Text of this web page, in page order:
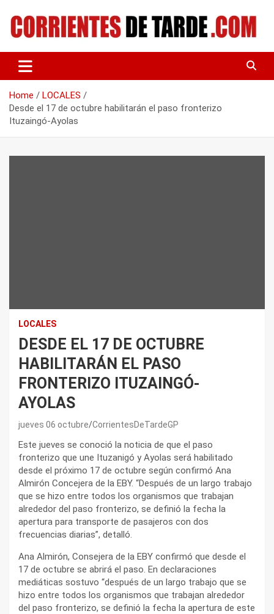
content
CORRIENTES DE TARDE
Home
LOCALES
Desde el 17 de octubre habilitarán el paso fronterizo
Ituzaingó-Ayolas
LOCALES
DESDE EL 17 DE OCTUBRE
HABILITARÁN EL PASO
FRONTERIZO ITUZAINGÓ-
AYOLAS
jueves 06 octubre CorrientesDeTardeGP
Este jueves se conoció la noticia de que el paso
fronterizo que une Ituzanigó y Ayolas será habilitado
desde el próximo 17 de octubre según confirmó Ana
Almirón Concejera de la EBY. “Después de un largo trabajo
que se hizo entre todos los organismos que trabajan
alrededor del paso fronterizo, se definió la fecha la
apertura para transporte de pasajeros con dos
frecuencias diarias”, detalló.
Ana Almirón, Consejera de la EBY confirmó que desde el
17 de octubre se abrirá el paso. En declaraciones
mediáticas sostuvo “después de un largo trabajo que se
hizo entre todos los organismos que trabajan alrededor
del paso fronterizo, se definió la fecha la apertura de este